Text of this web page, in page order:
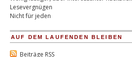
Lesevergnügen
Nicht für jeden
AUF DEM LAUFENDEN BLEIBEN
Beiträge RSS